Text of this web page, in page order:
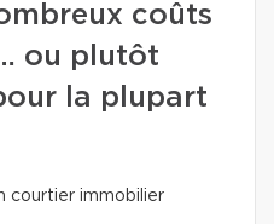
coûts
ou plutôt
la plupart
courtier immobilier